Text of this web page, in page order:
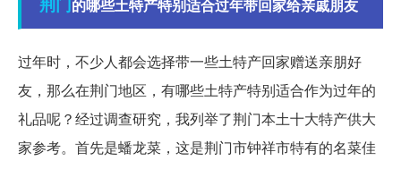
的哪些土特产特别适合过年带回家给亲戚朋友
过年时，不少人都会选择带一些土特产回家赠送亲朋好
友，那么在荆门地区，有哪些土特产特别适合作为过年的
礼品呢？经过调查研究，我列举了荆门本土十大特产供大
家参考。首先是蟠龙菜，这是荆门市钟祥市特有的名菜佳